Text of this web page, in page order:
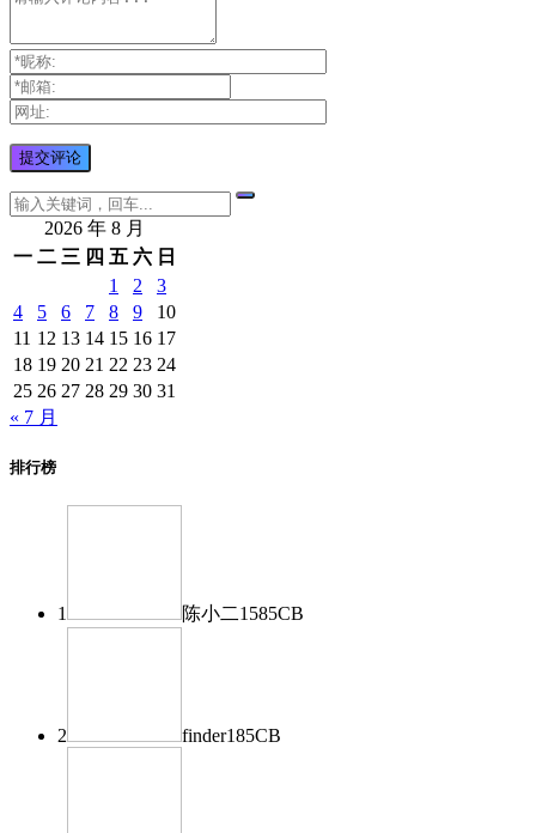
2026 年 8 月
一 二 三 四 五 六 日
1
2
3
4
5 6 7 8 9
10
11 12 13 14 15 16 17
18 19 20 21 22 23 24
25 26 27 28 29 30 31
« 7 月
排行榜
1 陈小二1585CB
2 finder185CB